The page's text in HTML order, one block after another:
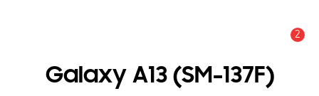
2
Galaxy A13 (SM-137F)